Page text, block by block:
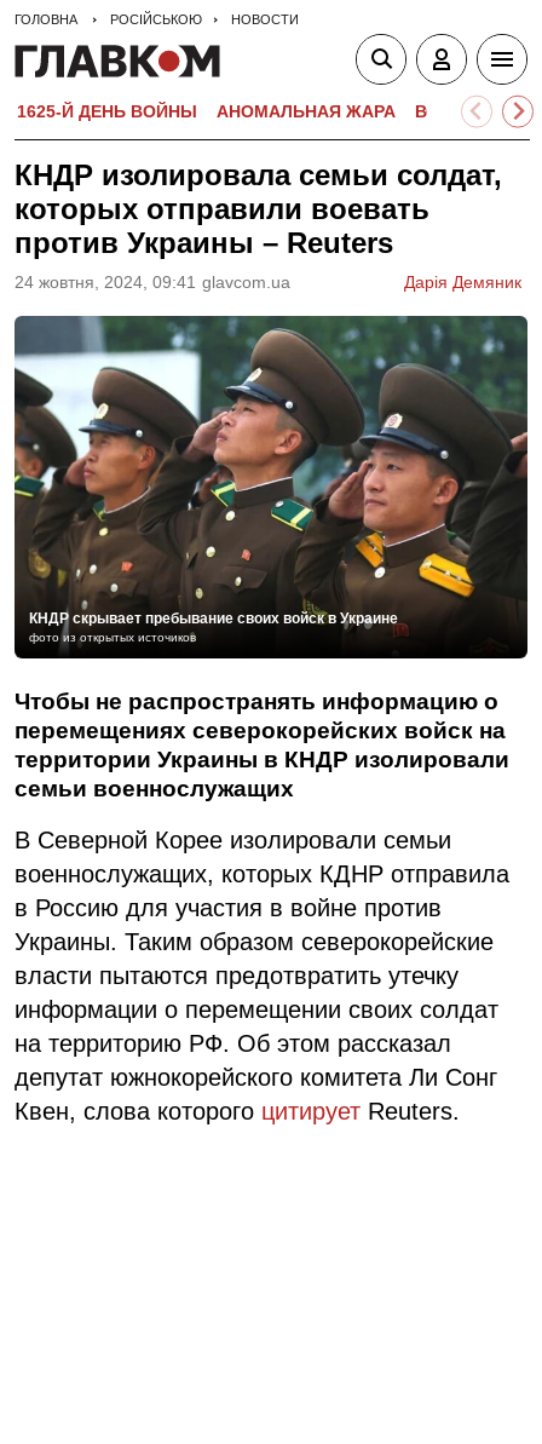
ГОЛОВНА РОСІЙСЬКОЮ НОВОСТИ
1625-Й ДЕНЬ ВОЙНЫ АНОМАЛЬНАЯ ЖАРА
КНДР изолировала семьи солдат,
которых отправили воевать
против Украины – Reuters
24 жовтня, 2024, 09:41 glavcom.ua Дарія Демяник
КНДР скрывает пребывание своих войск в Украине
фото из открытых источиков
Чтобы не распространять информацию о
перемещениях северокорейских войск на
территории Украины в КНДР изолировали
семьи военнослужащих
В Северной Корее изолировали семьи
военнослужащих, которых КДНР отправила
в Россию для участия в войне против
Украины. Таким образом северокорейские
власти пытаются предотвратить утечку
информации о перемещении своих солдат
на территорию РФ. Об этом рассказал
депутат южнокорейского комитета Ли Сонг
Квен, слова которого цитирует Reuters.